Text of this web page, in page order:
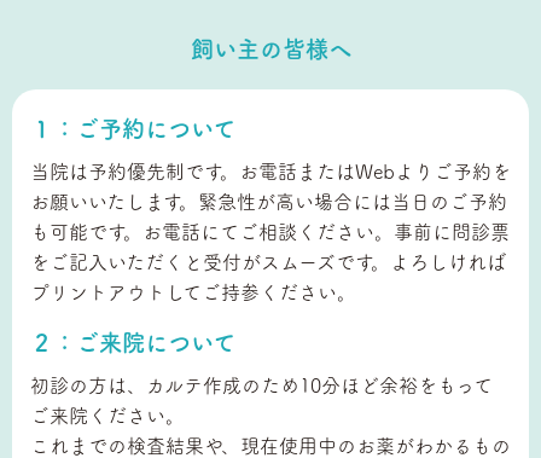
飼い主の皆様へ
１：ご予約について
当院は予約優先制です。お電話またはWebよりご予約を
お願いいたします。緊急性が高い場合には当日のご予約
も可能です。お電話にてご相談ください。事前に問診票
をご記入いただくと受付がスムーズです。よろしければ
プリントアウトしてご持参ください。
２：ご来院について
初診の方は、カルテ作成のため10分ほど余裕をもって
ご来院ください。
これまでの検査結果や、現在使用中のお薬がわかるもの